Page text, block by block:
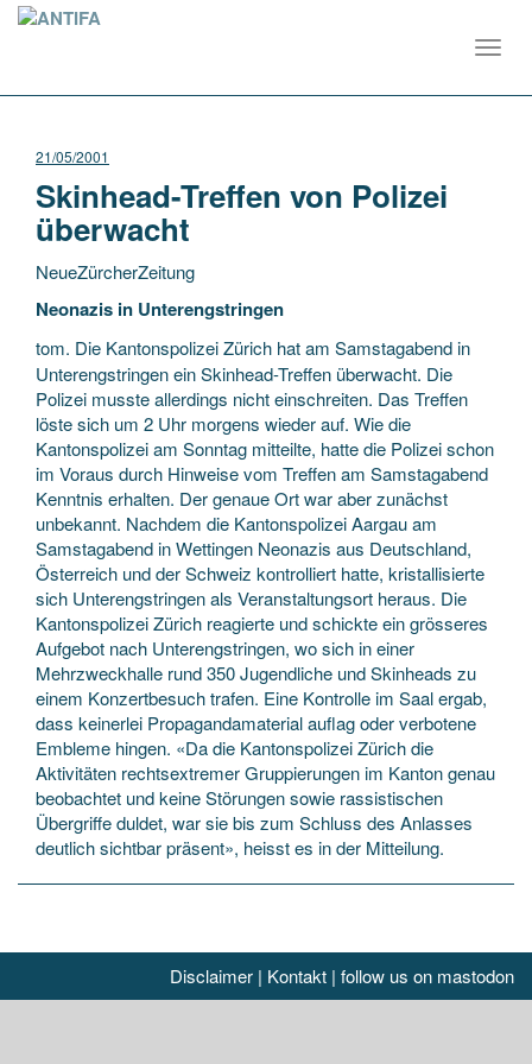
21/05/2001
Skinhead-Treffen von Polizei
überwacht
NeueZürcherZeitung
Neonazis in Unterengstringen
tom. Die Kantonspolizei Zürich hat am Samstagabend in
Unterengstringen ein Skinhead-Treffen überwacht. Die
Polizei musste allerdings nicht einschreiten. Das Treffen
löste sich um 2 Uhr morgens wieder auf. Wie die
Kantonspolizei am Sonntag mitteilte, hatte die Polizei schon
im Voraus durch Hinweise vom Treffen am Samstagabend
Kenntnis erhalten. Der genaue Ort war aber zunächst
unbekannt. Nachdem die Kantonspolizei Aargau am
Samstagabend in Wettingen Neonazis aus Deutschland,
Österreich und der Schweiz kontrolliert hatte, kristallisierte
sich Unterengstringen als Veranstaltungsort heraus. Die
Kantonspolizei Zürich reagierte und schickte ein grösseres
Aufgebot nach Unterengstringen, wo sich in einer
Mehrzweckhalle rund 350 Jugendliche und Skinheads zu
einem Konzertbesuch trafen. Eine Kontrolle im Saal ergab,
dass keinerlei Propagandamaterial auflag oder verbotene
Embleme hingen. «Da die Kantonspolizei Zürich die
Aktivitäten rechtsextremer Gruppierungen im Kanton genau
beobachtet und keine Störungen sowie rassistischen
Übergriffe duldet, war sie bis zum Schluss des Anlasses
deutlich sichtbar präsent», heisst es in der Mitteilung.
Disclaimer | Kontakt | follow us on mastodon